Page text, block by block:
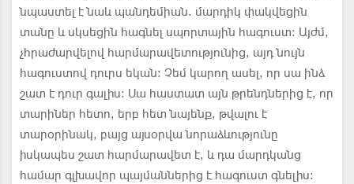
նպաստել է նաև պանդեմիան. մարդիկ փակվեցին
տանը և սկսեցին հագնել սպորտային հագուստ: Այժմ,
չհրաժարվելով հարմարավետությունից, այդ նույն
հագուստով դուրս եկան: Չեմ կարող ասել, որ սա ինձ
շատ է դուր գալիս: Սա հաստատ այն թրենդներից է, որ
տարիներ հետո, երբ հետ նայենք, թվալու է
տարօրինակ, բայց այսօրվա նորաձևությունը
իսկապես շատ հարմարավետ է, և դա մարդկանց
համար գլխավոր պայմաններից է հագուստ գնելիս: